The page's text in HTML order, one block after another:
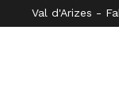
Val d'Arizes -